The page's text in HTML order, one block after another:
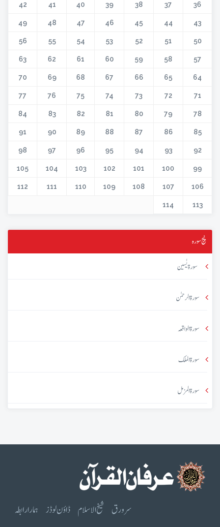
36
37
38
39
40
41
42
43
44
45
46
47
48
49
50
51
52
53
54
55
56
57
58
59
60
61
62
63
64
65
66
67
68
69
70
71
72
73
74
75
76
77
78
79
80
81
82
83
84
85
86
87
88
89
90
91
92
93
94
95
96
97
98
99
100
101
102
103
104
105
106
107
108
109
110
111
112
113
114
پنج سورہ
سورۃ یٰسین
سورۃ الرحمٰن
سورۃ الواقعہ
سورۃ الملک
سورۃ المزمل
سرورق شیخ الاسلام ڈاؤن لوڈز ہمارا رابطہ